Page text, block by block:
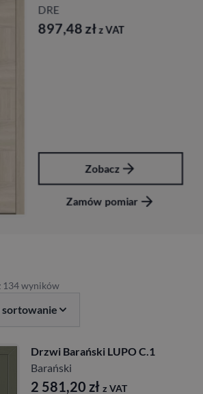
DRE
897,48zł z VAT
Zobacz
Zamów pomiar
134 wyników
sortowanie
Drzwi Barański LUPO C.1
Barański
2 581,20 zł z VAT